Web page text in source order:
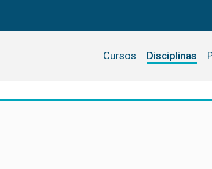
Cursos Disciplinas